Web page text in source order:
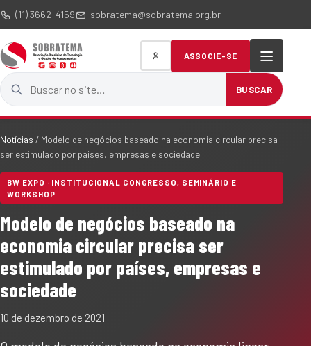
(11) 3662-4159 sobratema@sobratema.org.br
Buscar no site
BUSCAR
ASSOCIE-SE
Notícias / Modelo de negócios baseado na economia circular precisa
ser estimulado por países, empresas e sociedade
BW EXPO · INSTITUCIONAL CONGRESSO, SEMINÁRIO E
WORKSHOP
Modelo de negócios baseado na
economia circular precisa ser
estimulado por países, empresas e
sociedade
10 de dezembro de 2021